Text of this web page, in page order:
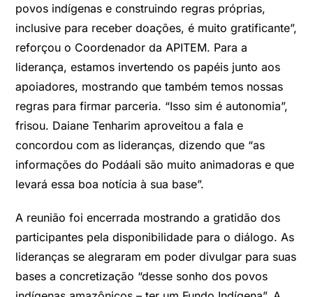
povos indígenas e construindo regras próprias,
inclusive para receber doações, é muito gratificante”,
reforçou o Coordenador da APITEM. Para a
liderança, estamos invertendo os papéis junto aos
apoiadores, mostrando que também temos nossas
regras para firmar parceria. “Isso sim é autonomia”,
frisou. Daiane Tenharim aproveitou a fala e
concordou com as lideranças, dizendo que “as
informações do Podáali são muito animadoras e que
levará essa boa notícia à sua base”.
A reunião foi encerrada mostrando a gratidão dos
participantes pela disponibilidade para o diálogo. As
lideranças se alegraram em poder divulgar para suas
bases a concretização “desse sonho dos povos